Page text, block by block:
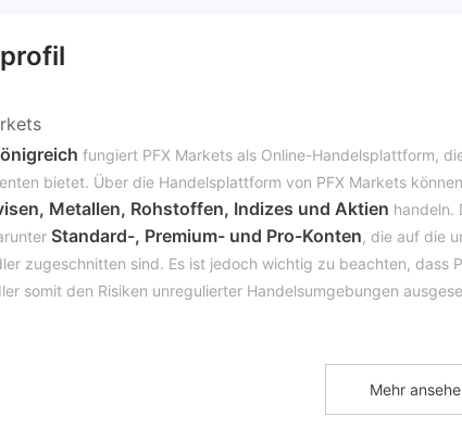
fungiert PFX Markets als Online-Handelsplattform,
bietet. Über die Handelsplattform von PFX Markets
Metallen, Rohstoffen, Indizes und Aktien handeln.
Standard-, Premium- und Pro-Konten, die auf die
zugeschnitten sind. Es ist jedoch wichtig zu beachten, dass
somit den Risiken unregulierter Handelsumgebungen
Es ist wichtig zu betonen, dass PFX Markets ohne
Überwachung durch etablierte Finanzaufsichtsbehörden
Mehr